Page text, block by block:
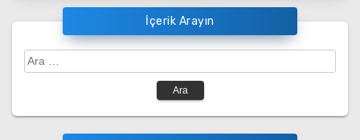
İçerik Arayın
Arama: